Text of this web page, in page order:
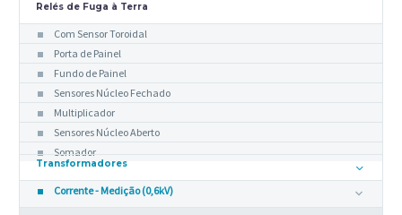
Relés de Fuga à Terra
Com Sensor Toroidal
Porta de Painel
Fundo de Painel
Sensores Núcleo Fechado
Multiplicador
Sensores Núcleo Aberto
Somador
Transformadores
Corrente - Medição (0,6kV)